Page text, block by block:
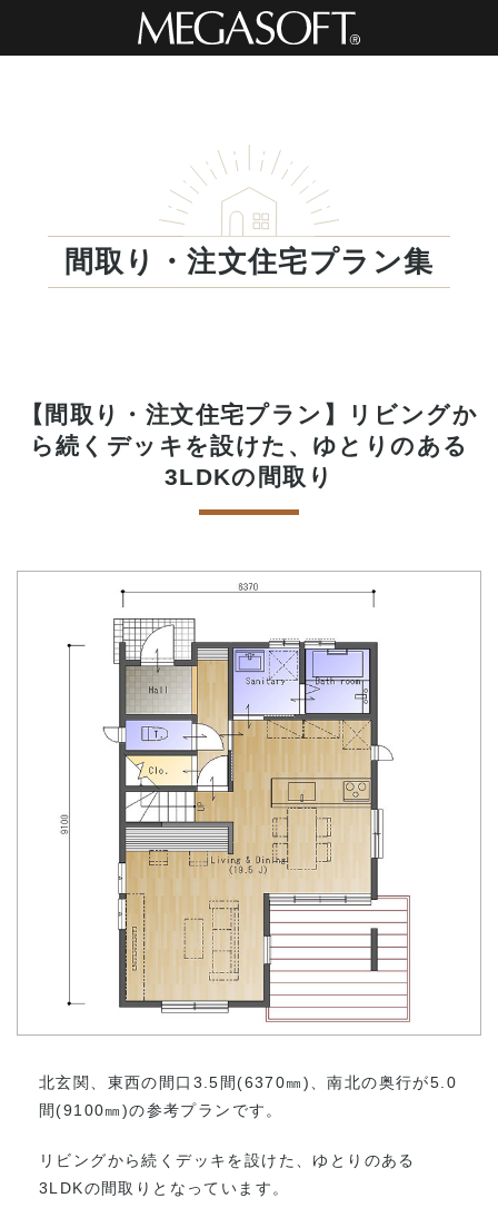
間取り・注文住宅プラン集
【間取り・注文住宅プラン】リビングか
ら続くデッキを設けた、ゆとりのある
3LDKの間取り
北玄関、東西の間口3.5間(6370㎜)、南北の奥行が5.0
間(9100㎜)の参考プランです。
リビングから続くデッキを設けた、ゆとりのある
3LDKの間取りとなっています。